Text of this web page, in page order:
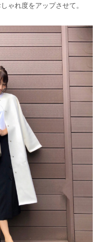
ゃれ度をアップさせて。